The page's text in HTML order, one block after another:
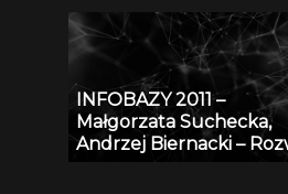
pozy na podstawie
obserwacji 2D
INFOBAZY 2011 –
Małgorzata Suchecka,
Andrzej Biernacki –